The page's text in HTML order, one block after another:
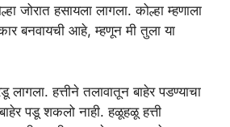
जोरात हसायला लागला. कोल्हा म्हणाला
बनवायची आहे, म्हणून मी तुला या
लागला. हत्तीने तलावातून बाहेर पडण्याचा
पडू शकलो नाही. हळूहळू हत्ती